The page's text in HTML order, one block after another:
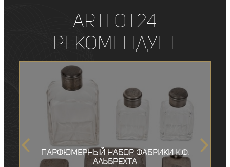
ArtLot24
рекомендует
Парфюмерный набор фабрики К.Ф.
Альбрехта